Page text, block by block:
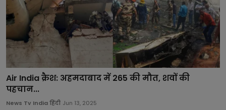
Air India क्रैश: अहमदाबाद में 265 की मौत, शवों की
पहचान...
News Tv India हिंदी Jun 13, 2025